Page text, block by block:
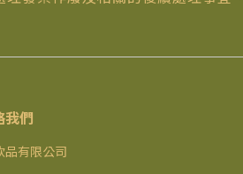
我們
品有限公司